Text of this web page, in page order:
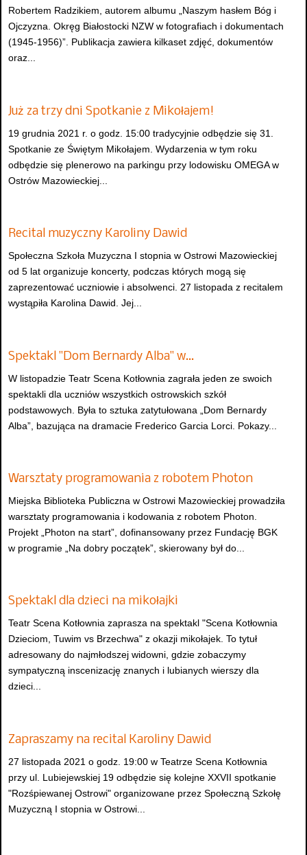
Robertem Radzikiem, autorem albumu „Naszym hasłem Bóg i
Ojczyzna. Okręg Białostocki NZW w fotografiach i dokumentach
(1945-1956)”. Publikacja zawiera kilkaset zdjęć, dokumentów
oraz...
Już za trzy dni Spotkanie z Mikołajem!
19 grudnia 2021 r. o godz. 15:00 tradycyjnie odbędzie się 31.
Spotkanie ze Świętym Mikołajem. Wydarzenia w tym roku
odbędzie się plenerowo na parkingu przy lodowisku OMEGA w
Ostrów Mazowieckiej...
Recital muzyczny Karoliny Dawid
Społeczna Szkoła Muzyczna I stopnia w Ostrowi Mazowieckiej
od 5 lat organizuje koncerty, podczas których mogą się
zaprezentować uczniowie i absolwenci. 27 listopada z recitalem
wystąpiła Karolina Dawid. Jej...
Spektakl "Dom Bernardy Alba" w…
W listopadzie Teatr Scena Kotłownia zagrała jeden ze swoich
spektakli dla uczniów wszystkich ostrowskich szkół
podstawowych. Była to sztuka zatytułowana „Dom Bernardy
Alba”, bazująca na dramacie Frederico Garcia Lorci. Pokazy...
Warsztaty programowania z robotem Photon
Miejska Biblioteka Publiczna w Ostrowi Mazowieckiej prowadziła
warsztaty programowania i kodowania z robotem Photon.
Projekt „Photon na start”, dofinansowany przez Fundację BGK
w programie „Na dobry początek”, skierowany był do...
Spektakl dla dzieci na mikołajki
Teatr Scena Kotłownia zaprasza na spektakl "Scena Kotłownia
Dzieciom, Tuwim vs Brzechwa" z okazji mikołajek. To tytuł
adresowany do najmłodszej widowni, gdzie zobaczymy
sympatyczną inscenizację znanych i lubianych wierszy dla
dzieci...
Zapraszamy na recital Karoliny Dawid
27 listopada 2021 o godz. 19:00 w Teatrze Scena Kotłownia
przy ul. Lubiejewskiej 19 odbędzie się kolejne XXVII spotkanie
"Rozśpiewanej Ostrowi" organizowane przez Społeczną Szkołę
Muzyczną I stopnia w Ostrowi...